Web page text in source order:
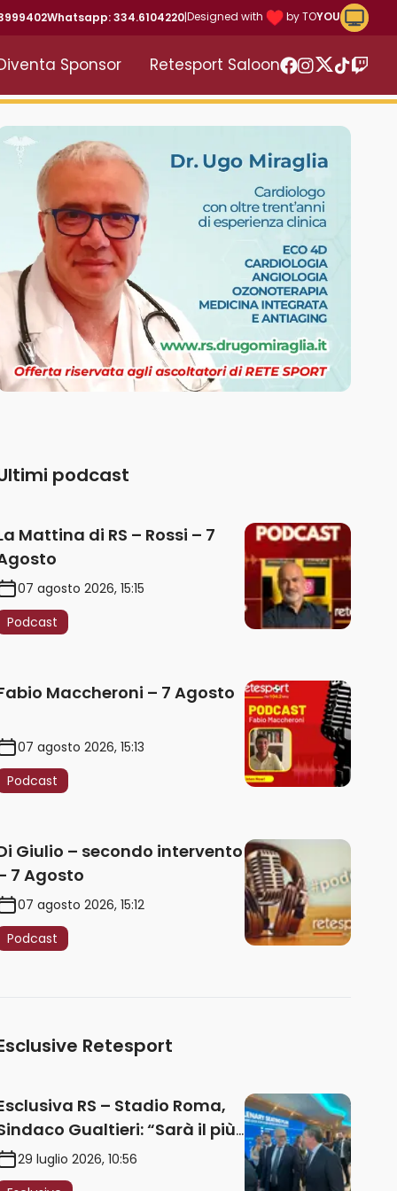
Whatsapp: 334.6104220|Designed with by TOYOU
Sponsor
Retesport Saloon
Twitter
podcast
Mattina di RS – Rossi – 7
07 agosto 2026, 15:15
Podcast
Maccheroni – 7 Agosto
07 agosto 2026, 15:13
Podcast
Giulio – secondo intervento
7 Agosto
07 agosto 2026, 15:12
Podcast
Retesport
RS – Stadio Roma,
Gualtieri: “Sarà il più
del mondo. Assoluta
politica. Prima pietra nel
29 luglio 2026, 10:56